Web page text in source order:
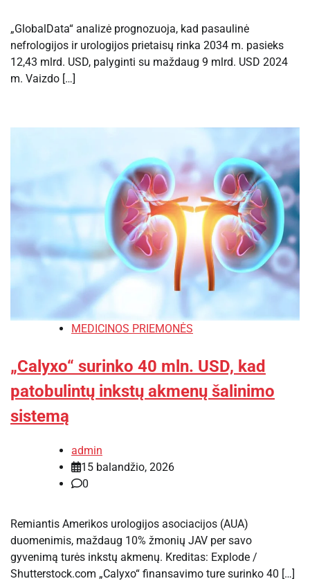
„GlobalData“ analizė prognozuoja, kad pasaulinė
nefrologijos ir urologijos prietaisų rinka 2034 m. pasieks
12,43 mlrd. USD, palyginti su maždaug 9 mlrd. USD 2024
m. Vaizdo […]
MEDICINOS PRIEMONĖS
„Calyxo“ surinko 40 mln. USD, kad
patobulintų inkstų akmenų šalinimo
sistemą
admin
15 balandžio, 2026
0
Remiantis Amerikos urologijos asociacijos (AUA)
duomenimis, maždaug 10% žmonių JAV per savo
gyvenimą turės inkstų akmenų. Kreditas: Explode /
Shutterstock.com „Calyxo“ finansavimo ture surinko 40 […]